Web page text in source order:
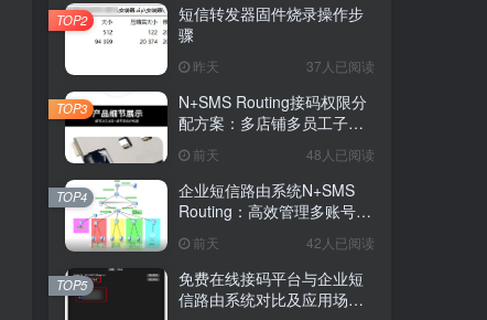
短信转发器固件烧录操作步
骤
昨天 37人已阅读
TOP2
N+SMS Routing接码权限分
配方案：多店铺多员工子账
前天 48人已阅读
TOP3
企业短信路由系统N+SMS
Routing：高效管理多账号验
前天 42人已阅读
TOP4
免费在线接码平台与企业短
信路由系统对比及应用场景
TOP5